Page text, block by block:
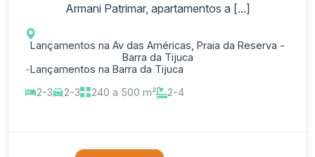
Armani Patrimar, apartamentos a [...]
Lançamentos na Av das Américas, Praia da Reserva -
Barra da Tijuca
-Lançamentos na Barra da Tijuca
2-3
2-3 240 a 500 m² 2-4